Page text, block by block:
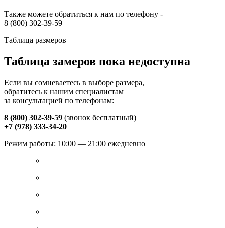
Также можете обратиться к нам по телефону -
8 (800) 302-39-59
Таблица размеров
Таблица замеров пока недоступна
Если вы сомневаетесь в выборе размера,
обратитесь к нашим специалистам
за консультацией по телефонам:
8 (800) 302-39-59 (звонок бесплатный)
+7 (978) 333-34-20
Режим работы: 10:00 — 21:00 ежедневно